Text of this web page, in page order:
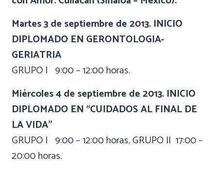
Martes 3 de septiembre de 2013. INICIO
DIPLOMADO EN GERONTOLOGIA-
GERIATRIA
GRUPO I 9:00 – 12:00 horas.
Miércoles 4 de septiembre de 2013. INICIO
DIPLOMADO EN “CUIDADOS AL FINAL DE
LA VIDA”
GRUPO I 9:00 – 12:00 horas, GRUPO II 17:00 –
20:00 horas.